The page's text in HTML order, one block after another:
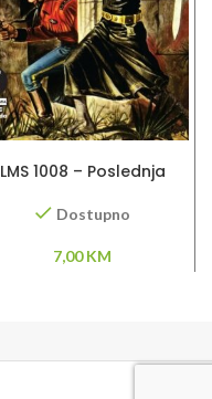
LMS 1008 – Poslednja
Dostupno
7,00KM